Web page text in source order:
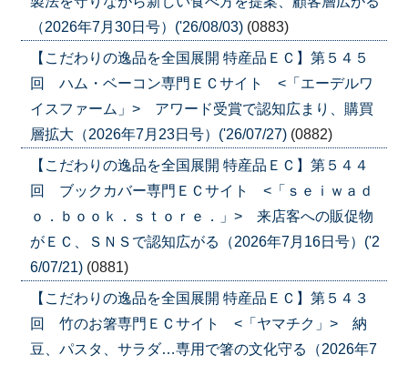
（2026年7月30日号）('26/08/03) (0883)
【こだわりの逸品を全国展開 特産品ＥＣ】第５４５
回 ハム・ベーコン専門ＥＣサイト <「エーデルワ
イスファーム」> アワード受賞で認知広まり、購買
層拡大（2026年7月23日号）('26/07/27) (0882)
【こだわりの逸品を全国展開 特産品ＥＣ】第５４４
回 ブックカバー専門ＥＣサイト <「ｓｅｉｗａｄ
ｏ．ｂｏｏｋ．ｓｔｏｒｅ．」> 来店客への販促物
がＥＣ、ＳＮＳで認知広がる（2026年7月16日号）('2
6/07/21) (0881)
【こだわりの逸品を全国展開 特産品ＥＣ】第５４３
回 竹のお箸専門ＥＣサイト <「ヤマチク」> 納
豆、パスタ、サラダ…専用で箸の文化守る（2026年7